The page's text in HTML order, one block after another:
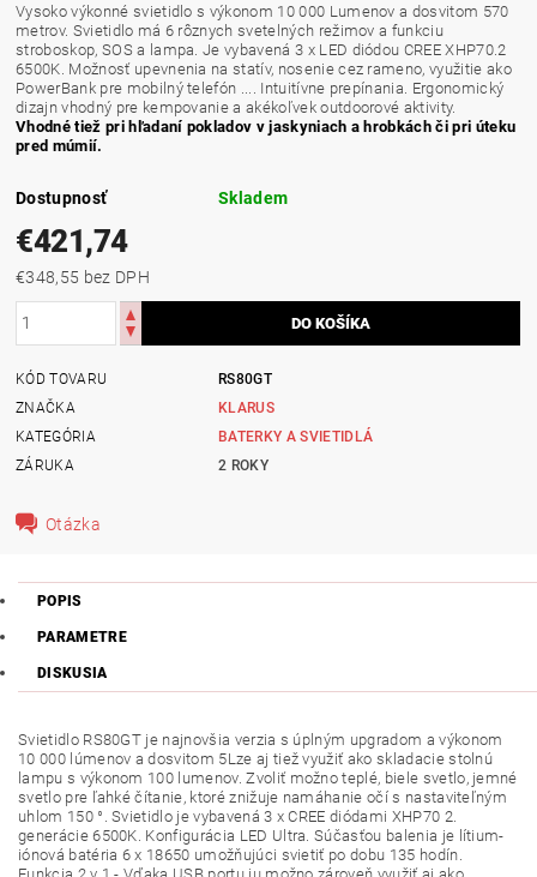
Vysoko výkonné svietidlo s výkonom 10 000 Lumenov a dosvitom 570
metrov. Svietidlo má 6 rôznych svetelných režimov a funkciu
stroboskop, SOS a lampa. Je vybavená 3 x LED diódou CREE XHP70.2
6500K. Možnosť upevnenia na statív, nosenie cez rameno, využitie ako
PowerBank pre mobilný telefón .... Intuitívne prepínania. Ergonomický
dizajn vhodný pre kempovanie a akékoľvek outdoorové aktivity.
Vhodné tiež pri hľadaní pokladov v jaskyniach a hrobkách či pri úteku
pred múmií.
Dostupnosť Skladem
€421,74
€348,55 bez DPH
KÓD TOVARU
RS80GT
ZNAČKA
KLARUS
KATEGÓRIA
BATERKY A SVIETIDLÁ
ZÁRUKA
2 ROKY
Otázka
POPIS
PARAMETRE
DISKUSIA
Svietidlo RS80GT je najnovšia verzia s úplným upgradom a výkonom
10 000 lúmenov a dosvitom 5Lze aj tiež využiť ako skladacie stolnú
lampu s výkonom 100 lumenov. Zvoliť možno teplé, biele svetlo, jemné
svetlo pre ľahké čítanie, ktoré znižuje namáhanie očí s nastaviteľným
uhlom 150 °. Svietidlo je vybavená 3 x CREE diódami XHP70 2.
generácie 6500K. Konfigurácia LED Ultra. Súčasťou balenia je lítium-
iónová batéria 6 x 18650 umožňujúci svietiť po dobu 135 hodín.